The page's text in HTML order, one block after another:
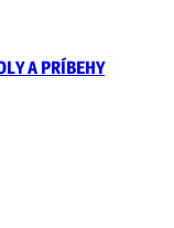
A PRÍBEHY